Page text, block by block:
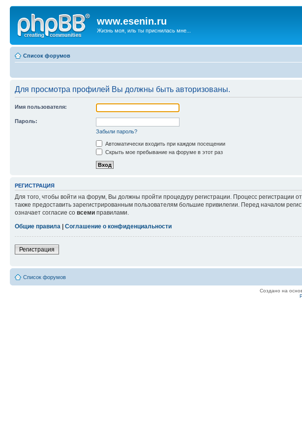
www.esenin.ru
Жизнь моя, иль ты приснилась мне...
Список форумов
Для просмотра профилей Вы должны быть авторизованы.
Имя пользователя:
Пароль:
Забыли пароль?
Автоматически входить при каждом посещении
Скрыть мое пребывание на форуме в этот раз
РЕГИСТРАЦИЯ
Для того, чтобы войти на форум, Вы должны пройти процедуру регистрации. Процесс регистрации
также предоставить зарегистрированным пользователям большие привилегии. Перед началом
означает согласие со всеми правилами.
Общие правила
Соглашение о конфиденциальности
Регистрация
Список форумов
Создано на